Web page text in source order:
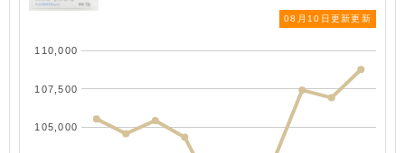
08月10日更新更新
105,000
107,500
110,000